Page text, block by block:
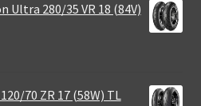
Ultra 280/35 VR 18 (84V)
70 ZR 17 (58W) TL